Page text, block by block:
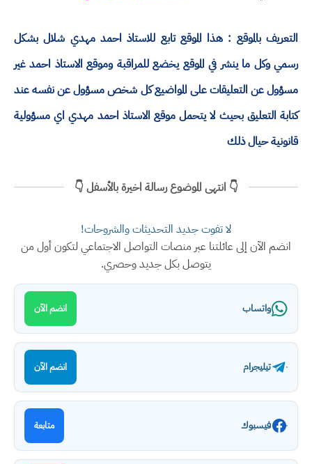
التعريف بالموقع : هذا الموقع تابع للاستاذ احمد مهدي شلال بشكل
رسمي وكل ما ينشر في الموقع يخضع للمراقبة وموقع الاستاذ احمد غير
مسؤول عن التعليقات على المواضيع كل شخص مسؤول عن نفسه عند
كتابة التعليق بحيث لا يتحمل موقع الاستاذ احمد مهدي اي مسؤولية
قانونية حيال ذلك
👇 انتهى الموضوع رسالة اخيرة بالأسفل 👇
لا تفوت جديد التحديثات والشروحات!
انضم الآن إلى عائلتنا عبر منصات التواصل الاجتماعي لتكون أول من
يتوصل بكل جديد وحصري.
واتساب انضم الآن
تيليجرام انضم الآن
فيسبوك متابعة